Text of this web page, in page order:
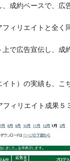
成約ベースで、広
ィリエイトと全く
で広告宣伝し、成
ト）の実績も、こ
ィリエイト成果５